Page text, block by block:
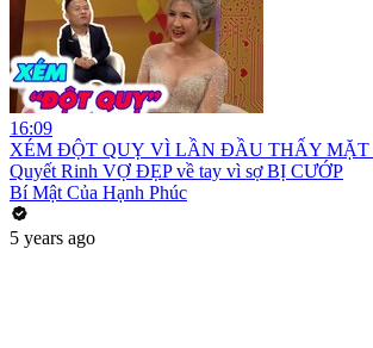
16:09
XÉM ĐỘT QUỴ VÌ LẦN ĐẦU THẤY MẶT
Quyết Rinh VỢ ĐẸP về tay vì sợ BỊ CƯỚP
Bí Mật Của Hạnh Phúc
5 years ago